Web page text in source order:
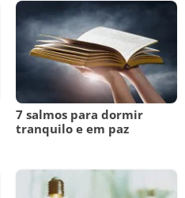
7 salmos para dormir
tranquilo e em paz